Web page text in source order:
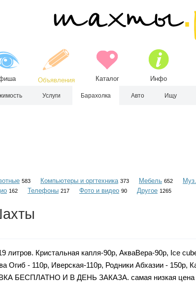
Объявления Каталог Инфо
Услуги Барахолка Авто Ищу
583 Компьютеры и оргтехника 373 Мебель 652
162 Телефоны 217 Фото и видео 90 Другое 1265
литров. Кристальная капля-90р, АкваВера-90р, Ice
Огиб - 110р, Иверская-110р, Родники Абхазии - 150р,
БЕСПЛАТНО И В ДЕНЬ ЗАКАЗА. самая низкая цена